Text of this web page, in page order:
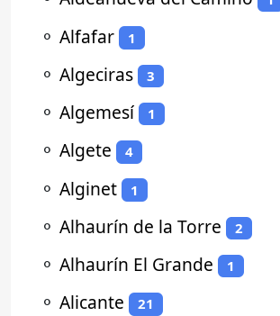
⚬ Alfafar 1
⚬ Algeciras 3
⚬ Algemesí 1
⚬ Algete 4
⚬ Alginet 1
⚬ Alhaurín de la Torre 2
⚬ Alhaurín El Grande 1
⚬ Alicante 21